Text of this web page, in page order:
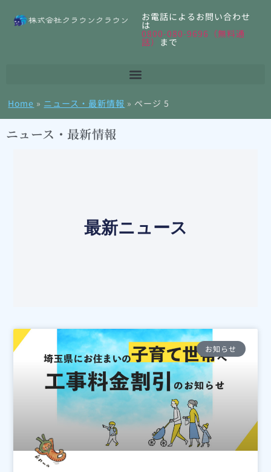
お電話によるお問い合わせ
は
0800-080-9696（無料通
話） まで
Home » ニュース・最新情報 » ページ 5
ニュース・最新情報
最新ニュース
お知らせ